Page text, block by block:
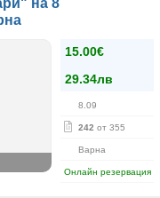
на 8
15.00€
29.34лв
8.09
242 от 355
Варна
Онлайн резервация